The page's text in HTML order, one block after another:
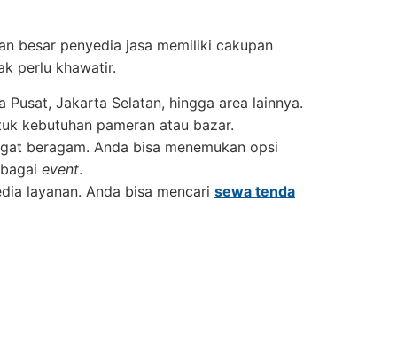
besar penyedia jasa memiliki cakupan
perlu khawatir.
Jakarta Selatan, hingga area lainnya.
kebutuhan pameran atau bazar.
beragam. Anda bisa menemukan opsi
event.
layanan. Anda bisa mencari sewa tenda